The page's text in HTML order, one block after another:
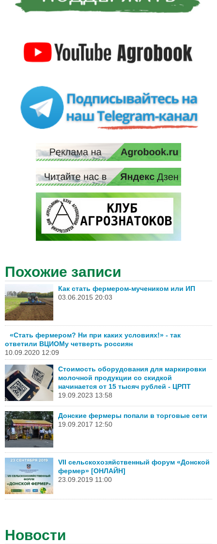
Похожие записи
Как стать фермером-мучеником или ИП
03.06.2015 20:03
«Стать фермером? Ни при каких условиях!» - так
ответили ВЦИОМу четверть россиян
10.09.2020 12:09
Стоимость оборудования для маркировки
молочной продукции со скидкой
начинается от 15 тысяч рублей - ЦРПТ
19.09.2023 13:58
Донские фермеры попали в торговые сети
19.09.2017 12:50
VII сельскохозяйственный форум «Донской
фермер» [ОНЛАЙН]
23.09.2019 11:00
Новости